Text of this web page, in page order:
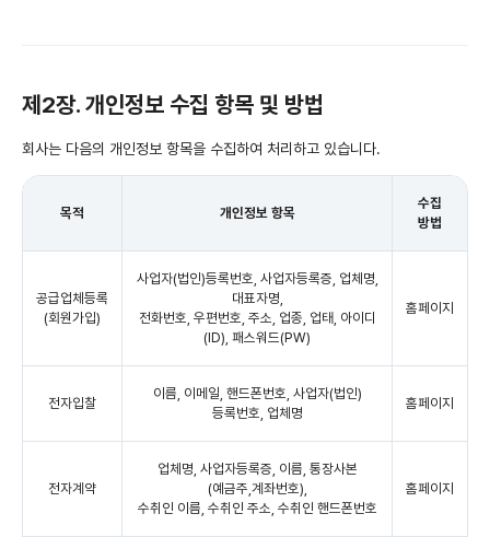
제2장. 개인정보 수집 항목 및 방법
회사는 다음의 개인정보 항목을 수집하여 처리하고 있습니다.
목적 개인정보 항목
수집
방법
공급업체등록
(회원가입)
사업자(법인)등록번호, 사업자등록증, 업체명,
대표자명,
전화번호, 우편번호, 주소, 업종, 업태, 아이디
(ID), 패스워드(PW)
홈페이지
전자입찰
이름, 이메일, 핸드폰번호, 사업자(법인)
등록번호, 업체명
홈페이지
전자계약
업체명, 사업자등록증, 이름, 통장사본
(예금주,계좌번호),
수취인 이름, 수취인 주소, 수취인 핸드폰번호
홈페이지